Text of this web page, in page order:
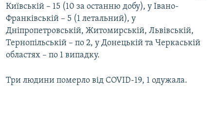
Київській – 15 (10 за останню добу), у Івано-
Франківській – 5 (1 летальний), у
Дніпропетровській, Житомирській, Львівській,
Тернопільській – по 2, у Донецькій та Черкаській
областях – по 1 випадку.
Три людини померло від COVID-19, 1 одужала.